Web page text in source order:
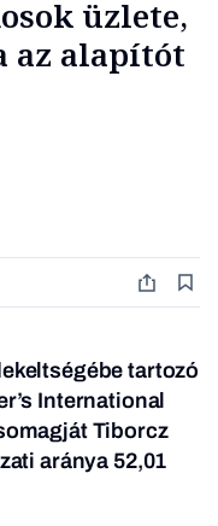
üzlete,
az alapítót
tartozó
International
Tiborcz
aránya 52,01